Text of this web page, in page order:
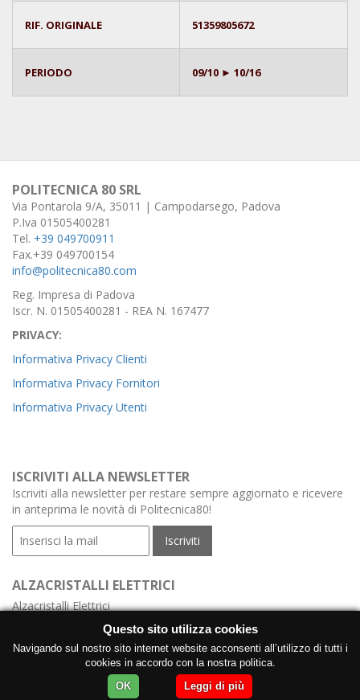
RIF. ORIGINALE 51359805672
PERIODO 09/10 ► 10/16
POLITECNICA 80 SRL
Via Pontarola 9/A, 35011 | Campodarsego, Padova
P.Iva 01505400281
Tel. +39 049700911
Fax.+39 049700154
info@politecnica80.com
Reg. Impresa di Padova
Iscr. N. 01505400281 - REA N. 167477
PRIVACY:
Informativa Privacy Clienti
Informativa Privacy Fornitori
Informativa Privacy Utenti
ISCRIVITI ALLA NEWSLETTER
Iscriviti alla newsletter per restare sempre aggiornato e ricevere
in anteprima le novità di Politecnica80!
ALZACRISTALLI ELETTRICI
Alzacristalli Elettrici
Alzacristalli Elettrici Meccanismo
Alzacristalli Elettrici con Centralina
Produzione Alzacristalli Elettrici con Motore
Questo sito utilizza cookies
Navigando sul nostro sito internet website acconsenti all’utilizzo di tutti i
cookies in accordo con la nostra politica.
OK
Leggi di più